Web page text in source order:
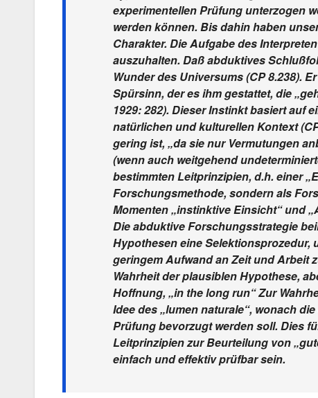
experimentellen Prüfung unterzogen
werden können. Bis dahin haben
Charakter. Die Aufgabe des
auszuhalten. Daß abduktives
Wunder des Universums (CP 8.238).
Spürsinn, der es ihm gestattet, die
1929: 282). Dieser Instinkt basiert auf
natürlichen und kulturellen Kontext
gering ist, „da sie nur Vermutungen
(wenn auch weitgehend
bestimmten Leitprinzipien, d.h. einer
Forschungsmethode, sondern als
Momenten „instinktive Einsicht“ und
Die abduktive Forschungsstrategie
Hypothesen eine Selektionsprozedur,
geringem Aufwand an Zeit und Arbeit
Wahrheit der plausiblen Hypothese,
Hoffnung, „in the long run“ Zur
Idee des „lumen naturale“, wonach
Prüfung bevorzugt werden soll. Dies
Leitprinzipien zur Beurteilung von
einfach und effektiv prüfbar sein.